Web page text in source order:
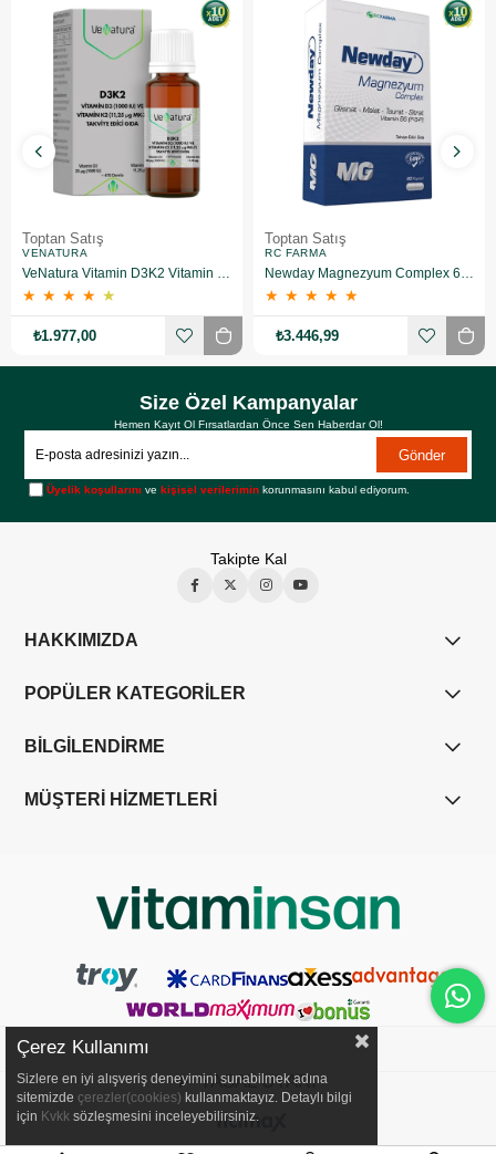
Toptan Satış
VENATURA
VeNatura Vitamin D3K2 Vitamin Takviye Edici Gıda 10 Adet
★ ★ ★ ★ ★
₺1.977,00
Toptan Satış
RC FARMA
Newday Magnezyum Complex 60 Kapsül 10 Adet
★ ★ ★ ★ ★
₺3.446,99
Size Özel Kampanyalar
Hemen Kayıt Ol Fırsatlardan Önce Sen Haberdar Ol!
Gönder
Üyelik koşullarını vekişisel verilerimin korunmasını kabul ediyorum.
Takipte Kal
HAKKIMIZDA
POPÜLER KATEGORİLER
BİLGİLENDİRME
MÜŞTERİ HİZMETLERİ
YASAL UYARI
Çerez Kullanımı
Sizlere en iyi alışveriş deneyimini sunabilmek adına
sitemizde çerezler(cookies) kullanmaktayız. Detaylı bilgi
için Kvkk sözleşmesini inceleyebilirsiniz.